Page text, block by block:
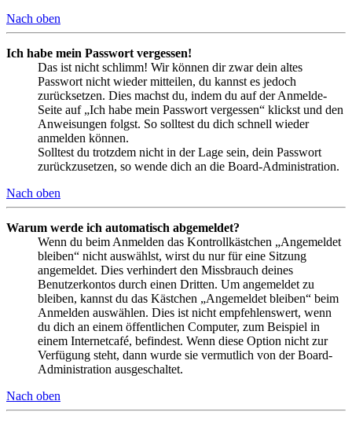
Nach oben
Ich habe mein Passwort vergessen!
Das ist nicht schlimm! Wir können dir zwar dein altes
Passwort nicht wieder mitteilen, du kannst es jedoch
zurücksetzen. Dies machst du, indem du auf der Anmelde-
Seite auf „Ich habe mein Passwort vergessen“ klickst und den
Anweisungen folgst. So solltest du dich schnell wieder
anmelden können.
Solltest du trotzdem nicht in der Lage sein, dein Passwort
zurückzusetzen, so wende dich an die Board-Administration.
Nach oben
Warum werde ich automatisch abgemeldet?
Wenn du beim Anmelden das Kontrollkästchen „Angemeldet
bleiben“ nicht auswählst, wirst du nur für eine Sitzung
angemeldet. Dies verhindert den Missbrauch deines
Benutzerkontos durch einen Dritten. Um angemeldet zu
bleiben, kannst du das Kästchen „Angemeldet bleiben“ beim
Anmelden auswählen. Dies ist nicht empfehlenswert, wenn
du dich an einem öffentlichen Computer, zum Beispiel in
einem Internetcafé, befindest. Wenn diese Option nicht zur
Verfügung steht, dann wurde sie vermutlich von der Board-
Administration ausgeschaltet.
Nach oben